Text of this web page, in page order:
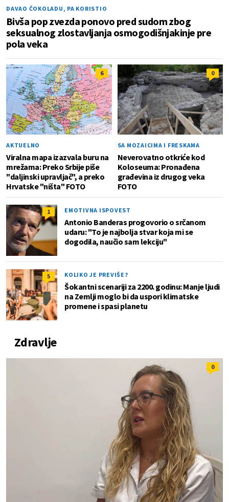
DAVAO ČOKOLADU, PA KORISTIO
Bivša pop zvezda ponovo pred sudom zbog
seksualnog zlostavljanja osmogodišnjakinje pre
pola veka
6
AKTUELNO
Viralna mapa izazvala buru na
mrežama: Preko Srbije piše
"daljinski upravljač", a preko
Hrvatske "ništa" FOTO
0
SA MOZAICIMA I FRESKAMA
Neverovatno otkriće kod
Koloseuma: Pronađena
građevina iz drugog veka
FOTO
1 EMOTIVNA ISPOVEST
Antonio Banderas progovorio o srčanom
udaru: "To je najbolja stvar koja mi se
dogodila, naučio sam lekciju"
5 KOLIKO JE PREVIŠE?
Šokantni scenariji za 2200. godinu: Manje ljudi
na Zemlji moglo bi da uspori klimatske
promene i spasi planetu
Zdravlje
0